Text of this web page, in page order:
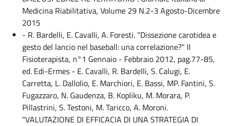
Medicina Riabilitativa, Volume 29 N.2-3 Agosto-Dicembre
2015
- R. Bardelli, E. Cavalli, A. Foresti. "Dissezione carotidea e
gesto del lancio nel baseball: una correlazione?" Il
Fisioterapista, n°1 Gennaio - Febbraio 2012, pag.77-85,
ed. Edi-Ermes - E. Cavalli, R. Bardelli, S. Calugi, E.
Carretta, L. Dallolio, E. Marchiori, E. Bassi, MP. Fantini, S.
Fugazzaro, N. Gaudenza, B. Kopliku, M. Morara, P.
Pillastrini, S. Testoni, M. Taricco, A. Moroni.
"VALUTAZIONE DI EFFICACIA DI UNA STRATEGIA DI